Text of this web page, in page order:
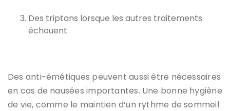
Des triptans lorsque les autres traitements
échouent
Des anti-émétiques peuvent aussi être nécessaires
en cas de nausées importantes. Une bonne hygiène
de vie, comme le maintien d’un rythme de sommeil